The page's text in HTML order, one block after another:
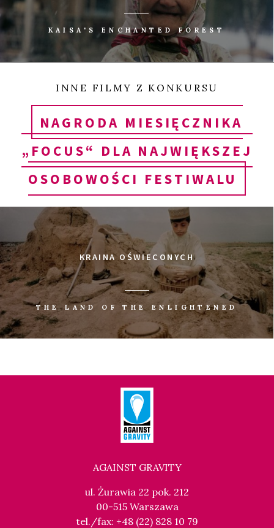
KAISA'S ENCHANTED FOREST
INNE FILMY Z KONKURSU
NAGRODA MIESIĘCZNIKA
„FOCUS“ DLA NAJWIĘKSZEJ
OSOBOWOŚCI FESTIWALU
KRAINA OŚWIECONYCH
THE LAND OF THE ENLIGHTENED
AGAINST GRAVITY
ul. Żurawia 22 pok. 212
00-515 Warszawa
tel./fax: +48 (22) 828 10 79